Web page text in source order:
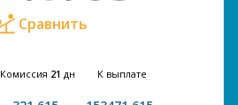
Сравнить
Комиссия 21 дн К выплате